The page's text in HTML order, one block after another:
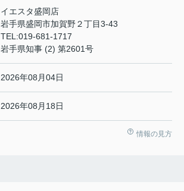
イエスタ盛岡店
岩手県盛岡市加賀野２丁目3-43
TEL:019-681-1717
岩手県知事 (2) 第2601号
2026年08月04日
2026年08月18日
情報の見方